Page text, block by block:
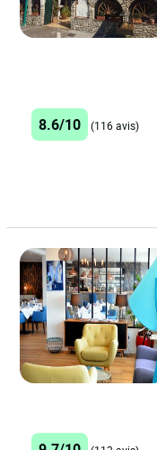
8.6/10 (116 avis)